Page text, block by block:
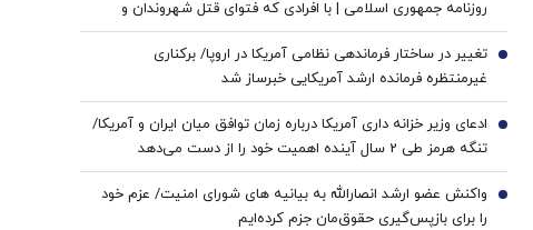
روزنامه جمهوری اسلامی | با افرادی که فتوای قتل شهروندان و
حکم شورش علیه دولت را صادر می‌کنند برخورد قاطعانه شود
تغییر در ساختار فرماندهی نظامی آمریکا در اروپا/ برکناری
غیرمنتظره فرمانده ارشد آمریکایی خبرساز شد
6
ادعای وزیر خزانه داری آمریکا درباره زمان توافق میان ایران و آمریکا/
تنگه هرمز طی 2 سال آینده اهمیت خود را از دست می‌دهد
7
واکنش عضو ارشد انصارالله به بیانیه های شورای امنیت/ عزم خود
را برای بازپس‌گیری حقوق‌مان جزم کرده‌ایم
8